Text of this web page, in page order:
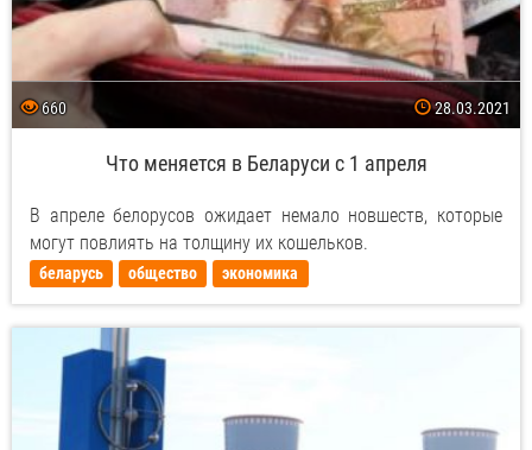
660 28.03.2021
Что меняется в Беларуси с 1 апреля
В апреле белорусов ожидает немало новшеств, которые
могут повлиять на толщину их кошельков.
беларусь общество экономика